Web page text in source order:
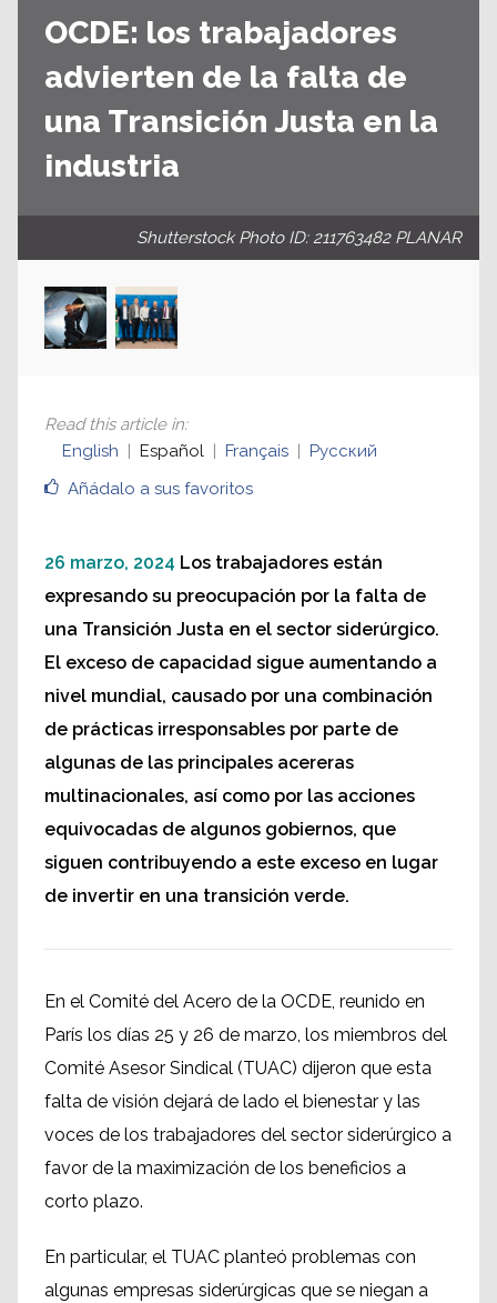
OCDE: los trabajadores
advierten de la falta de
una Transición Justa en la
industria
Shutterstock Photo ID: 211763482 PLANAR
Añádalo a sus favoritos
Read this article in:
English
Español Français Русский
26 marzo, 2024 Los trabajadores están
expresando su preocupación por la falta de
una Transición Justa en el sector siderúrgico.
El exceso de capacidad sigue aumentando a
nivel mundial, causado por una combinación
de prácticas irresponsables por parte de
algunas de las principales acereras
multinacionales, así como por las acciones
equivocadas de algunos gobiernos, que
siguen contribuyendo a este exceso en lugar
de invertir en una transición verde.
En el Comité del Acero de la OCDE, reunido en
París los días 25 y 26 de marzo, los miembros del
Comité Asesor Sindical (TUAC) dijeron que esta
falta de visión dejará de lado el bienestar y las
voces de los trabajadores del sector siderúrgico a
favor de la maximización de los beneficios a
corto plazo.
En particular, el TUAC planteó problemas con
algunas empresas siderúrgicas que se niegan a